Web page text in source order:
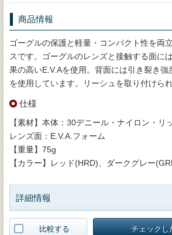
商品情報
ゴーグルの保護と軽量・コンパクト性を両
スです。ゴーグルのレンズと接触する面に
果の高いE.V.Aを使用。背面には引き裂き
を使用しています。リーシュを取り付けら
仕様
【素材】本体：30デニール・ナイロン・リ
レンズ面：E.V.A.フォーム
【重量】75g
【カラー】レッド(HRD)、ダークグレー
詳細情報
比較する チェックし